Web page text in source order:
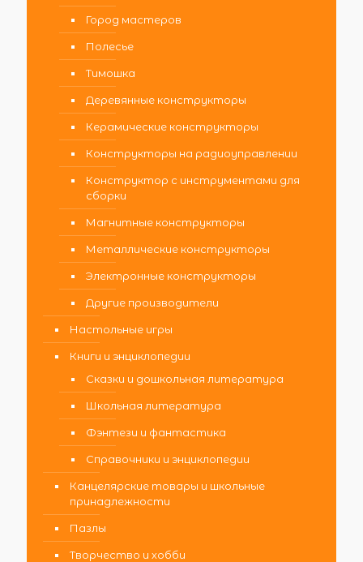
Город мастеров
Полесье
Тимошка
Деревянные конструкторы
Керамические конструкторы
Конструкторы на радиоуправлении
Конструктор с инструментами для
сборки
Магнитные конструкторы
Металлические конструкторы
Электронные конструкторы
Другие производители
Настольные игры
Книги и энциклопедии
Сказки и дошкольная литература
Школьная литература
Фэнтези и фантастика
Справочники и энциклопедии
Канцелярские товары и школьные
принадлежности
Пазлы
Творчество и хобби